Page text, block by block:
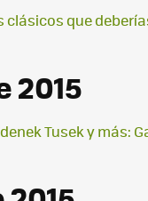
clásicos que
2015
Tusek y más: